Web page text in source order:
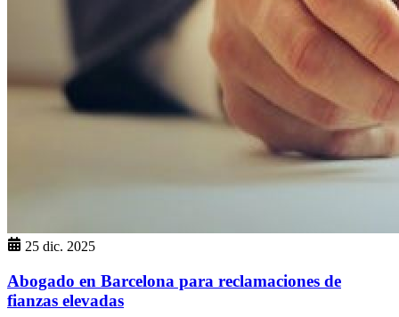
25 dic. 2025
Abogado en Barcelona para reclamaciones de
fianzas elevadas